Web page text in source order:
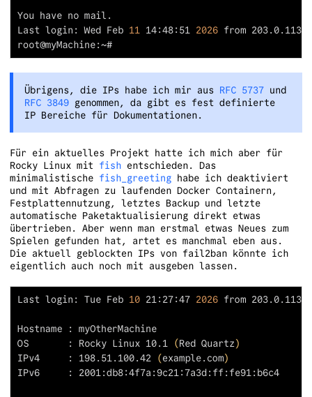
Last login: Wed Feb 11 14:48:51 2026
Übrigens, die IPs habe ich mir aus RFC 5737 und
RFC 3849 genommen, da gibt es fest definierte
IP Bereiche für Dokumentationen.
Für ein aktuelles Projekt hatte ich mich aber für
Rocky Linux mit fish entschieden. Das
minimalistische fish_greeting habe ich deaktiviert
und mit Abfragen zu laufenden Docker Containern,
Festplattennutzung, letztes Backup und letzte
automatische Paketaktualisierung direkt etwas
übertrieben. Aber wenn man erstmal etwas Neues zum
Spielen gefunden hat, artet es manchmal eben aus.
Die aktuell geblockten IPs von fail2ban könnte ich
eigentlich auch noch mit ausgeben lassen.
Last login: Tue Feb 10 21:27:47 2026
OS       : Rocky Linux 10.1
(Red Quartz)
IPv4     : 198.51.100.42
(example.com)